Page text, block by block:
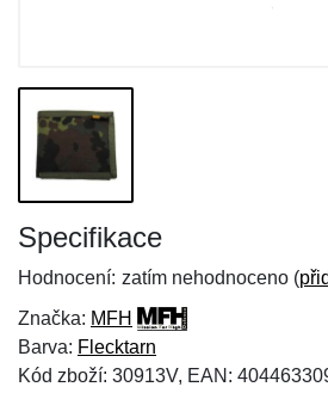
Specifikace
Hodnocení: zatím nehodnoceno (
Značka: MFH
Barva: Flecktarn
Kód zboží: 30913V, EAN: